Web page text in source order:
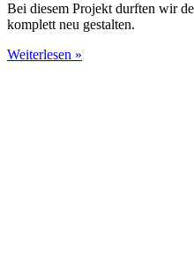
Bei diesem Projekt durften wir
komplett neu gestalten.
Weiterlesen »